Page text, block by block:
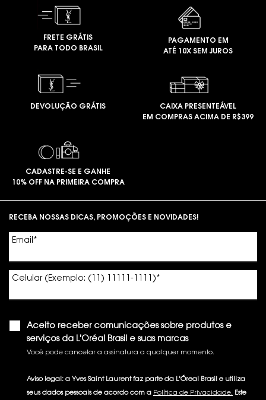
FRETE GRÁTIS
PARA TODO BRASIL
PAGAMENTO EM
ATÉ 10X SEM JUROS
DEVOLUÇÃO GRÁTIS
CAIXA PRESENTEÁVEL
EM COMPRAS ACIMA DE R$399
CADASTRE-SE E GANHE
10% OFF NA PRIMEIRA COMPRA
RECEBA NOSSAS DICAS, PROMOÇÕES E NOVIDADES!
Email *
Celular (Exemplo: (11) 11111-1111) *
Aceito receber comunicações sobre produtos e
serviços da L'Oréal Brasil e suas marcas
Você pode cancelar a assinatura a qualquer momento.​
Aviso legal: a Yves Saint Laurent faz parte da L'Óreal Brasil e utiliza
seus dados pessoais de acordo com a Política de Privacidade. Este